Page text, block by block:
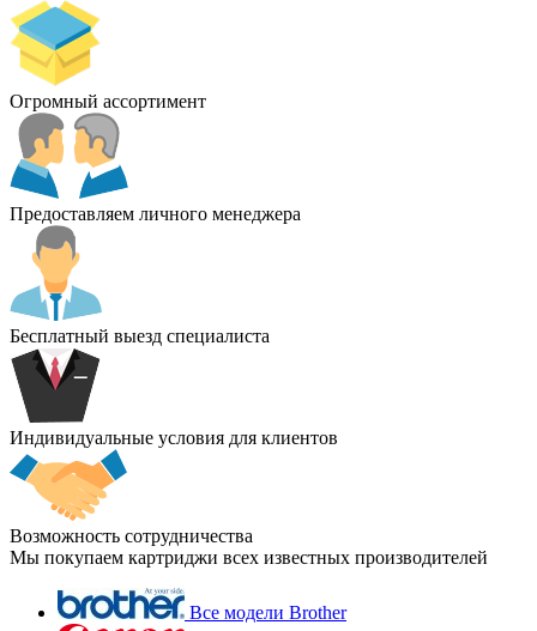
Огромный ассортимент
Предоставляем личного менеджера
Бесплатный выезд специалиста
Индивидуальные условия для клиентов
Возможность сотрудничества
Мы покупаем картриджи всех известных производителей
Все модели Brother